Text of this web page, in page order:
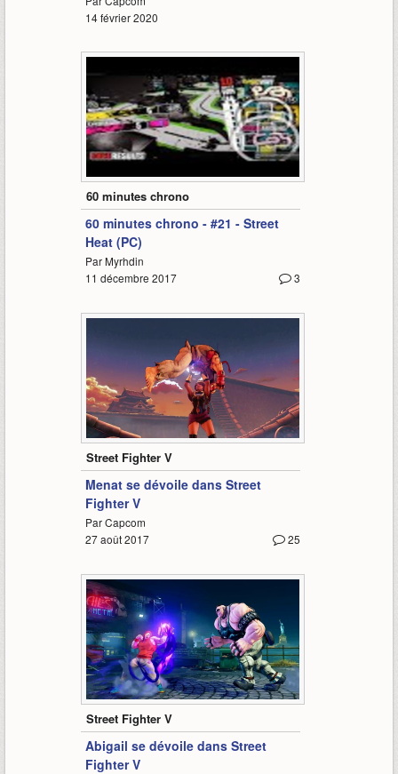
14 février 2020
60 minutes chrono
60 minutes chrono - #21 - Street
Heat (PC)
Par Myrhdin
3
11 décembre 2017
1:34
Street Fighter V
Menat se dévoile dans Street
Fighter V
Par Capcom
25
27 août 2017
1:42
Street Fighter V
Abigail se dévoile dans Street
Fighter V